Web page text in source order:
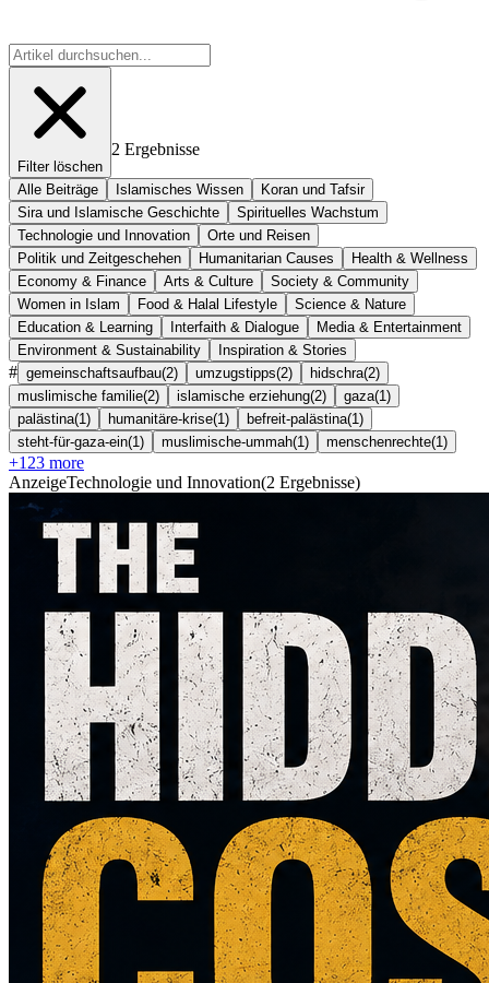
Filter löschen
2 Ergebnisse
Alle Beiträge Islamisches Wissen
Koran und Tafsir
Sira und Islamische Geschichte
Spirituelles Wachstum
Technologie und Innovation
Orte und Reisen
Politik und Zeitgeschehen
Humanitarian Causes
Health & Wellness
Economy & Finance
Arts & Culture
Society & Community
Women in Islam
Food & Halal Lifestyle
Science & Nature
Education & Learning
Interfaith & Dialogue
Media & Entertainment
Environment & Sustainability
Inspiration & Stories
# gemeinschaftsaufbau(2) umzugstipps(2) hidschra(2)
muslimische familie(2) islamische erziehung(2) gaza(1 )
palästina(1 ) humanitäre-krise(1 ) befreit-palästina(1 )
steht-für-gaza-ein(1 ) muslimische-ummah(1 ) menschenrechte(1 )
+123 more
AnzeigeTechnologie und Innovation(2 Ergebnisse)